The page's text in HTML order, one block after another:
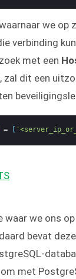
we op
verbinding
met een
zal dit een
=
waar we ons
bevat
met